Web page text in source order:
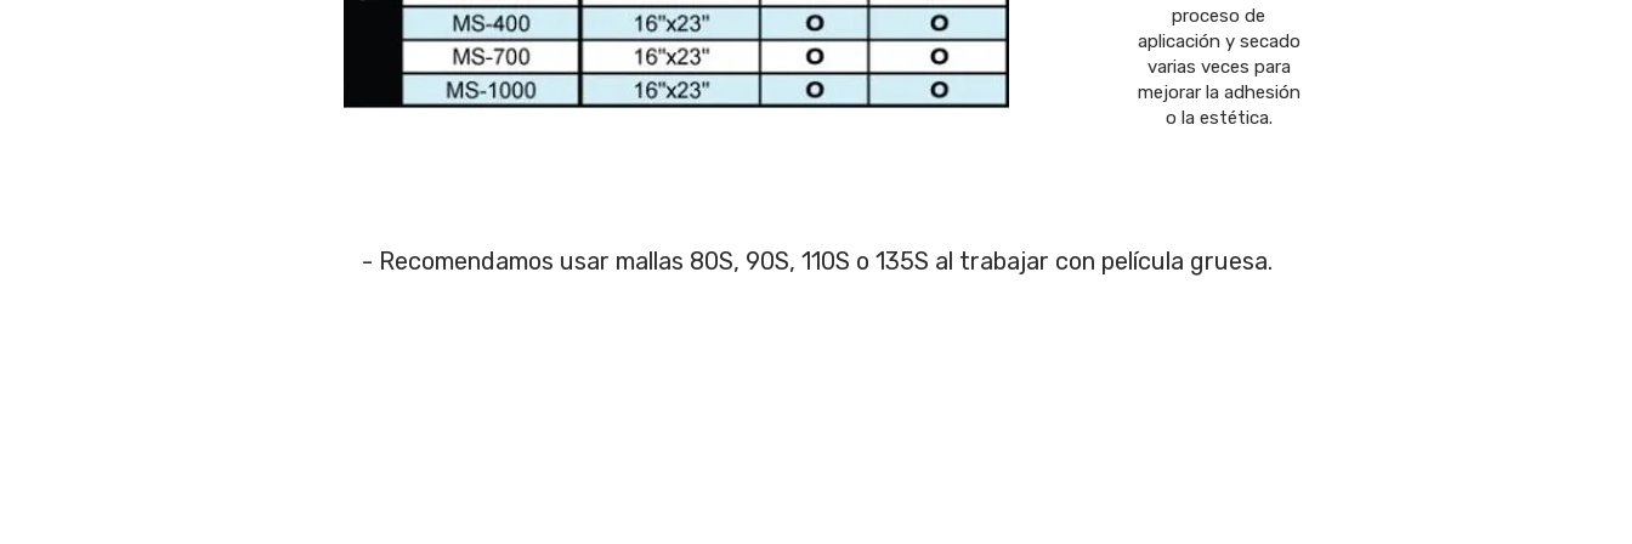
proceso de
aplicación y secado
varias veces para
mejorar la adhesión
o la estética.
- Recomendamos usar mallas 80S, 90S, 110S o 135S al trabajar con película gruesa.